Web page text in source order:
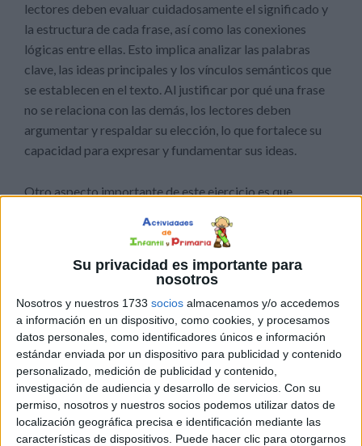
Su privacidad es importante para
nosotros
Nosotros y nuestros 1733 socios almacenamos y/o accedemos
a información en un dispositivo, como cookies, y procesamos
datos personales, como identificadores únicos e información
estándar enviada por un dispositivo para publicidad y contenido
personalizado, medición de publicidad y contenido,
investigación de audiencia y desarrollo de servicios. Con su
permiso, nosotros y nuestros socios podemos utilizar datos de
localización geográfica precisa e identificación mediante las
características de dispositivos. Puede hacer clic para otorgarnos
lectores deben evaluar cuidadosamente el significado y
la estructura de cada frase, así como las conexiones
lógicas entre ellas. Esto implica analizar las palabras
clave, las ideas principales y los vínculos semánticos que
se establecen en el texto. Al justificar por qué una frase
no se relaciona con las demás, los lectores deben
argumentar y respaldar su elección, lo que fortalece su
capacidad para expresar y fundamentar sus ideas.
Otro aspecto importante de este ejercicio es que
contextual. Al comparar las frases y buscar la intrusa, los
lectores deben comprender el significado de las palabras
y su uso en diferentes contextos. También pueden
que les brinda la oportunidad de ampliar su vocabulario y
enriquecer su comprensión del lenguaje.
Además de los beneficios mencionados, el ejercicio de
identificar la frase intrusa también es una forma
divertida y motivadora de trabajar la comprensión
lectora. Al tratarse de un desafío que implica encontrar la